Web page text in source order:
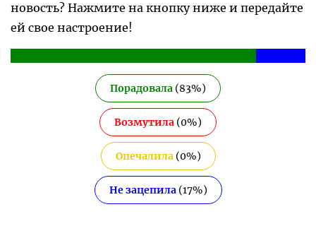
новость? Нажмите на кнопку ниже и передайте
ей свое настроение!
Порадовала (83%)
Возмутила (0%)
Опечалила(0%)
Не зацепила(17%)